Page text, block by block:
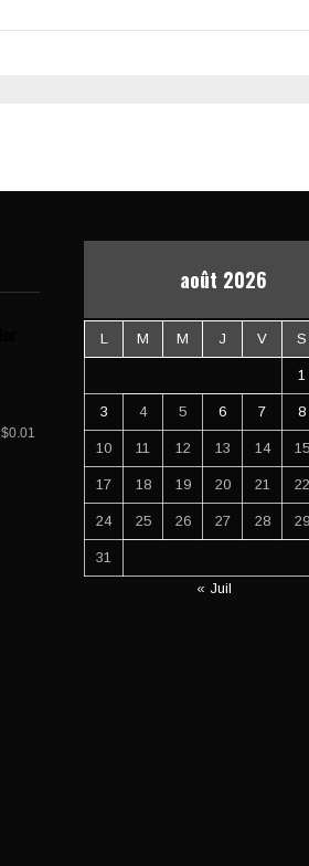
$0.01
août 2026
L M M J V S
1
3 4 5 6 7 8
10 11 12 13 14 15
17 18 19 20 21 22
24 25 26 27 28 29
31
« Juil